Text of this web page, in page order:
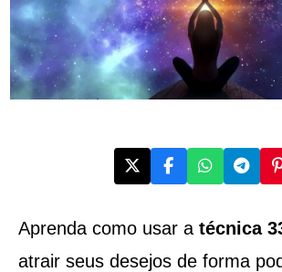
Aprenda como usar a técnica
atrair seus desejos de forma